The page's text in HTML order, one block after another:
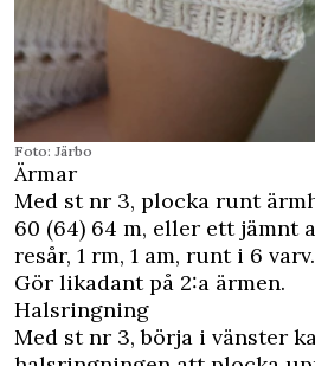
Foto: Järbo
Ärmar
Med st nr 3, plocka runt
60 (64) 64 m, eller ett jämnt
resår, 1 rm, 1 am, runt i 6
Gör likadant på 2:a ärmen.
Halsringning
Med st nr 3, börja i vänster